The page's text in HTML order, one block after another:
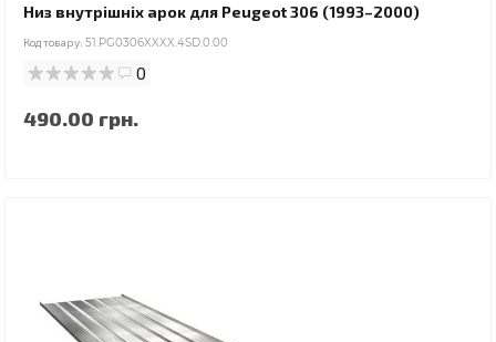
Низ внутрішніх арок для Peugeot 306 (1993–2000)
Код товару: 51.PG0306XXXX.4SD.0.00
0
490.00 грн.